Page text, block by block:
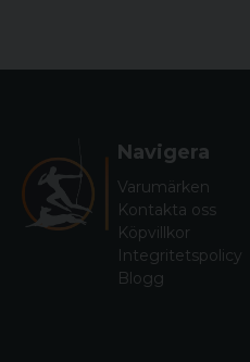
Navigera
Varumärken
Kontakta oss
Köpvillkor
Integritetspolicy
Blogg